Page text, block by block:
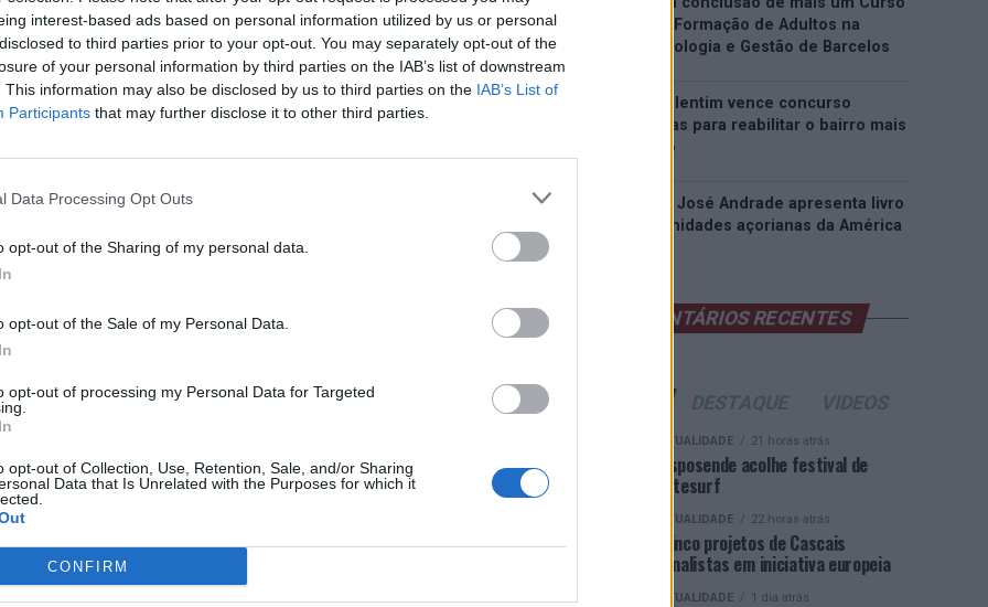
interest-based ads based on personal information utilized by us or personal
to third parties prior to your opt-out. You may separately opt-out of the
of your personal information by third parties on the IAB’s list of downstream
This information may also be disclosed by us to third parties on the IAB’s List of
Participants that may further disclose it to other third parties.
Data Processing Opt Outs
opt-out of the Sharing of my personal data.
opt-out of the Sale of my Personal Data.
opt-out of processing my Personal Data for Targeted
opt-out of Collection, Use, Retention, Sale, and/or Sharing
Data that Is Unrelated with the Purposes for which it
CONFIRM
de Educação e Formação de Adultos na
Escola de Tecnologia e Gestão de Barcelos
Atelier Nuno Valentim vence concurso
público de ideias para reabilitar o bairro mais
antigo do Porto
Ponta Delgada: José Andrade apresenta livro
sobre as comunidades açorianas da América
COMENTÁRIOS RECENTES
ATUALIDADE 21 horas atrás
Esposende acolhe festival de
kitesurf
ATUALIDADE 22 horas atrás
Cinco projetos de Cascais
finalistas em iniciativa europeia
ATUALIDADE 1 dia atrás